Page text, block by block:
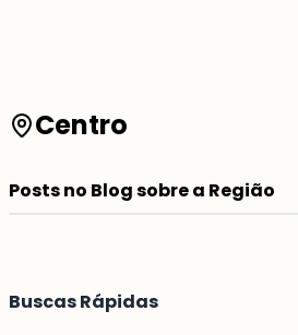
Centro
Posts no Blog sobre a Região
de Vida
27/03/2026 1 min
Buscas Rápidas